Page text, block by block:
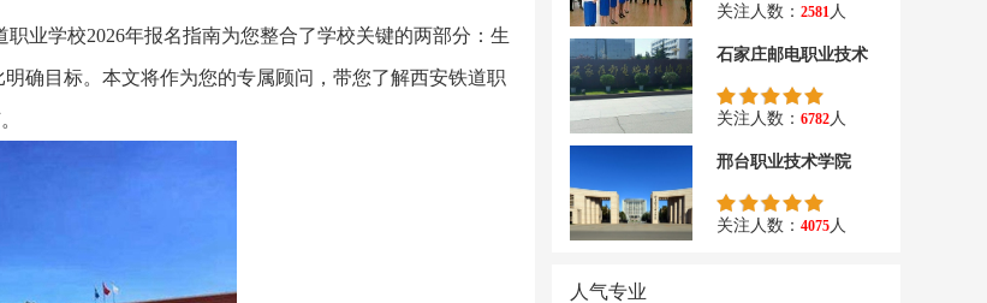
业学校2026年报名指南为您整合了学校关键的两部分：生
确目标。本文将作为您的专属顾问，带您了解西安铁道职
关注人数： 2581人
石家庄邮电职业技术
关注人数： 6782人
邢台职业技术学院
关注人数： 4075人
人气专业